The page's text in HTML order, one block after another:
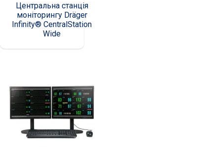
Центральна станція
моніторингу Dräger
Infinity® CentralStation
Wide